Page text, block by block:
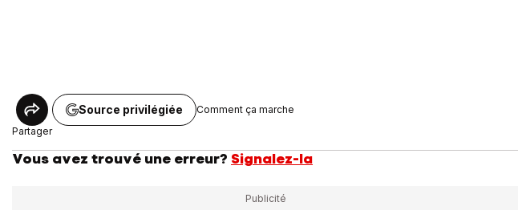
Partager
Source privilégiée Comment ça marche
Vous avez trouvé une erreur? Signalez-la